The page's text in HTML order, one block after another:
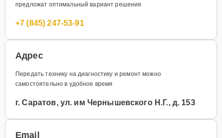
предложат оптимальный вариант решения
+7 (845) 247-53-91
Адрес
Передать технику на диагностику и ремонт можно
самостоятельно в удобное время
г. Саратов, ул. им Чернышевского Н.Г., д. 153
Email